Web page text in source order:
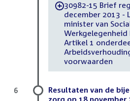
-30982-15 Brief
december 2013 -
minister van
Artikel 1
voorwaarden
Resultaten van de
zorg op 18 november
6